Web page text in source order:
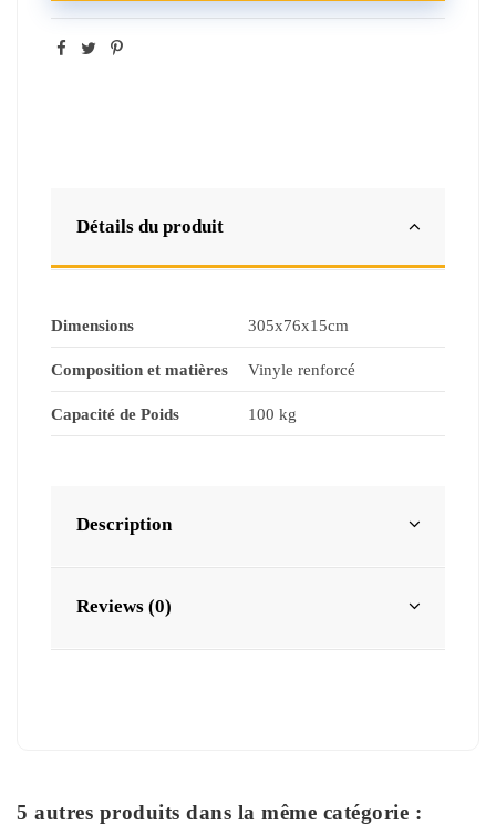
Détails du produit
Dimensions 305x76x15cm
Composition et matières Vinyle renforcé
Capacité de Poids 100 kg
Description
Reviews (0)
5 autres produits dans la même catégorie :